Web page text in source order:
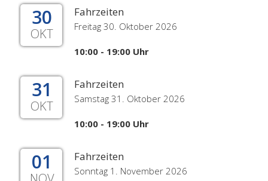
30
OKT
Fahrzeiten
Freitag 30. Oktober 2026
10:00 - 19:00 Uhr
31
OKT
Fahrzeiten
Samstag 31. Oktober 2026
10:00 - 19:00 Uhr
01 Fahrzeiten
Sonntag 1. November 2026